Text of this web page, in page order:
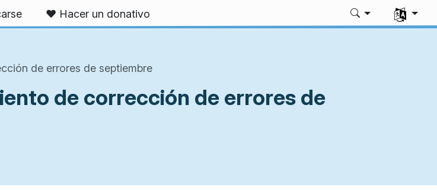
❤️ Hacer un donativo
de errores de septiembre
de corrección de errores de